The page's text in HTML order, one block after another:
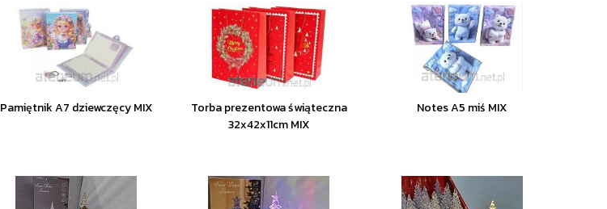
Pamiętnik A7 dziewczęcy MIX
Torba prezentowa świąteczna
32x42x11cm MIX
Notes A5 miś MIX